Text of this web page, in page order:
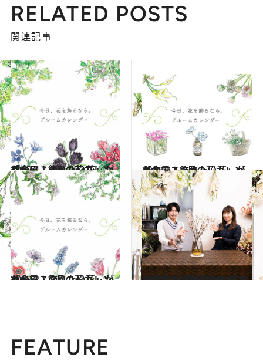
RELATED POSTS
関連記事
2022.4.1
「今日、飾りたい花」がわかる！ 4月の花カレンダー
ライフスタイル 2022.3.1
「今日、飾りたい花」がわかる！ 3月の花カレンダー
ライフスタイル
2022.2.1
「今日、飾りたい花」がわかる！ 2月の花カレンダー
ライフスタイル 2022.3.30
【動画】桜の枝を手に入れたら！ 花のプロに教わる失敗しない生け方 家でゆっくりお花見はいかが？
ライフスタイル
FEATURE